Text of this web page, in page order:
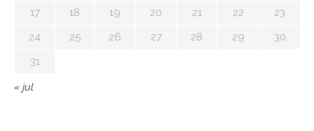
17
18 19 20 21 22
23
24
25 26 27 28 29
30
31
« jul